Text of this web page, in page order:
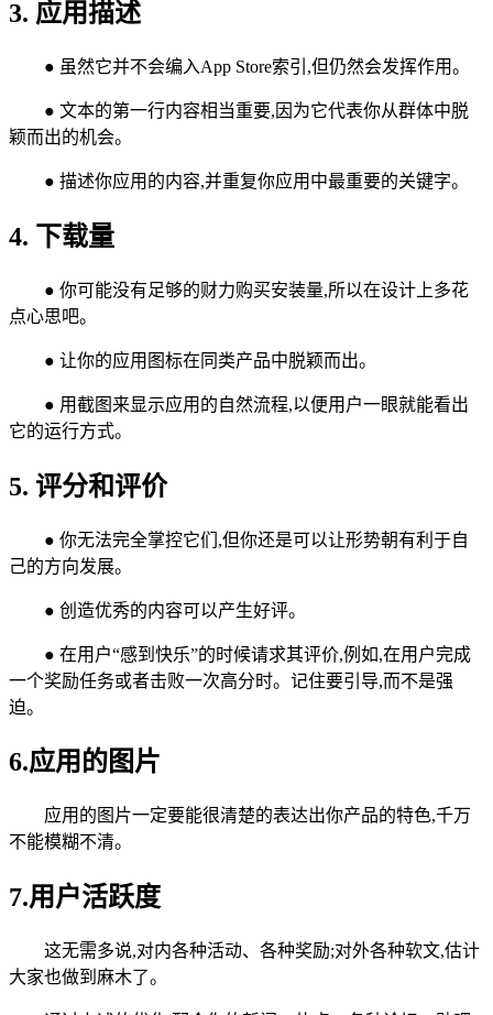
3. 应用描述
● 虽然它并不会编入App Store索引,但仍然会发挥作用。
● 文本的第一行内容相当重要,因为它代表你从群体中脱
颖而出的机会。
● 描述你应用的内容,并重复你应用中最重要的关键字。
4. 下载量
● 你可能没有足够的财力购买安装量,所以在设计上多花
点心思吧。
● 让你的应用图标在同类产品中脱颖而出。
● 用截图来显示应用的自然流程,以便用户一眼就能看出
它的运行方式。
5. 评分和评价
● 你无法完全掌控它们,但你还是可以让形势朝有利于自
己的方向发展。
● 创造优秀的内容可以产生好评。
● 在用户“感到快乐”的时候请求其评价,例如,在用户完成
一个奖励任务或者击败一次高分时。记住要引导,而不是强
迫。
6.应用的图片
应用的图片一定要能很清楚的表达出你产品的特色,千万
不能模糊不清。
7.用户活跃度
这无需多说,对内各种活动、各种奖励;对外各种软文,估计
大家也做到麻木了。